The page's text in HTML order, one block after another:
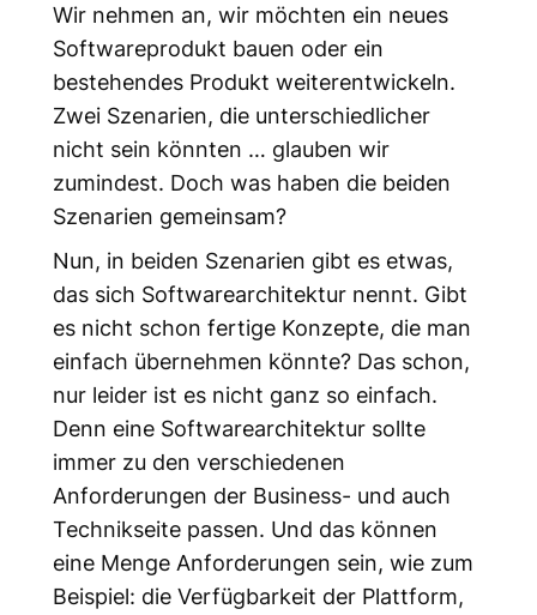
Wir nehmen an, wir möchten ein neues
Softwareprodukt bauen oder ein
bestehendes Produkt weiterentwickeln.
Zwei Szenarien, die unterschiedlicher
nicht sein könnten … glauben wir
zumindest. Doch was haben die beiden
Szenarien gemeinsam?
Nun, in beiden Szenarien gibt es etwas,
das sich Softwarearchitektur nennt. Gibt
es nicht schon fertige Konzepte, die man
einfach übernehmen könnte? Das schon,
nur leider ist es nicht ganz so einfach.
Denn eine Softwarearchitektur sollte
immer zu den verschiedenen
Anforderungen der Business- und auch
Technikseite passen. Und das können
eine Menge Anforderungen sein, wie zum
Beispiel: die Verfügbarkeit der Plattform,